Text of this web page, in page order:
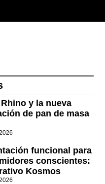
y la nueva
de pan de masa
funcional para
conscientes:
Kosmos